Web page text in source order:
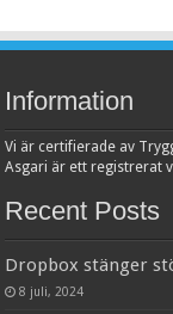
Information
Vi är certifierade av
Asgari är ett registrerat
Recent Posts
Dropbox stänger
8 juli, 2024